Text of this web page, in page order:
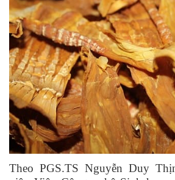
Theo PGS.TS Nguyễn Duy